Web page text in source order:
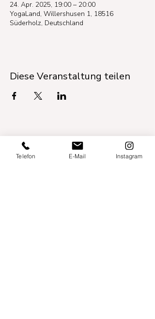
24. Apr. 2025, 19:00 – 20:00
YogaLand, Willershusen 1, 18516
Süderholz, Deutschland
Diese Veranstaltung teilen
Telefon E-Mail Instagram